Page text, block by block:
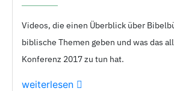
Videos, die einen Überblick über
biblische Themen geben und was das
Konferenz 2017 zu tun hat.
weiterlesen